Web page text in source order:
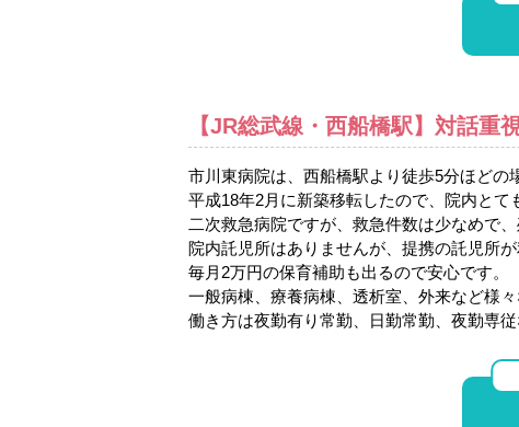
【JR総武線・西船橋駅】対話重
市川東病院は、西船橋駅より徒歩5分ほどの
平成18年2月に新築移転したので、院内とて
二次救急病院ですが、救急件数は少なめで
院内託児所はありませんが、提携の託児所
毎月2万円の保育補助も出るので安心です。
一般病棟、療養病棟、透析室、外来など様
働き方は夜勤有り常勤、日勤常勤、夜勤専